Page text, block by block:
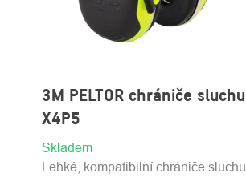
3M PELTOR chrániče sluchu
X4P5
Skladem
Lehké, kompatibilní chrániče sluchu